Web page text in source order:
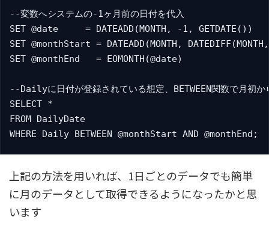
--変数へシステムの-1ヶ月前の日付を代入
SET @date     = DATEADD(MONTH, -1, GETDATE())
SET @monthStart = DATEADD(MONTH,
SET @monthEnd   = EOMONTH(@date)
--Dailyに日付が登録されている想定、BETWEEN関数で月初か
SELECT *
FROM DailyDate
WHERE Daily BETWEEN @monthStart AND @monthEnd;
上記の方法を用いれば、1日ごとのデータでも簡単
に月のデータとして取得できるようになったかと思
います